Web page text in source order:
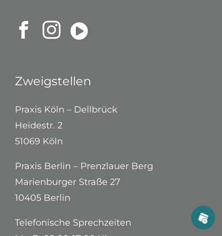
Zweigstellen
Praxis Köln – Dellbrück
Heidestr. 2
51069 Köln
Praxis Berlin – Prenzlauer Berg
Marienburger Straße 27
10405 Berlin
Telefonische Sprechzeiten